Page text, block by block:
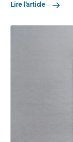
Lire l'article